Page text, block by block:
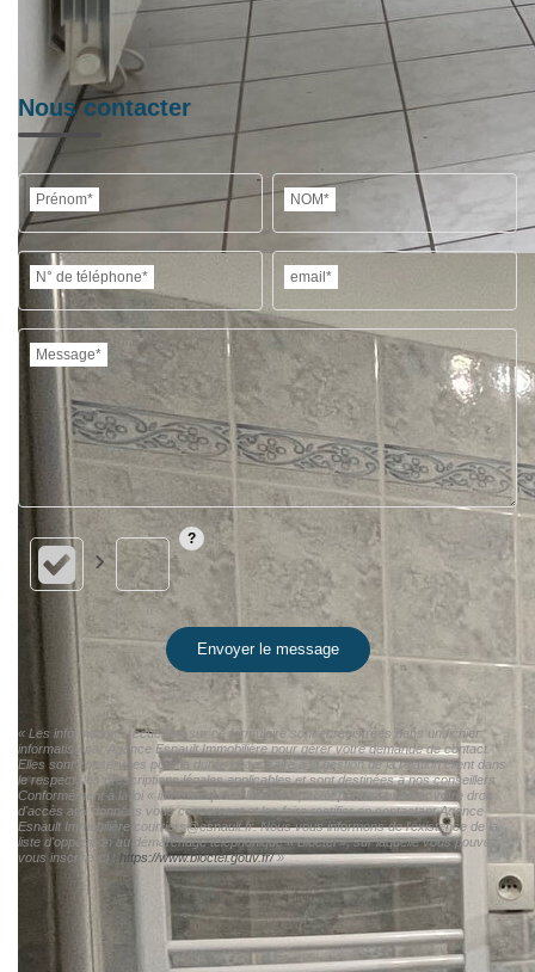
Nous contacter
Prénom* NOM*
N° de téléphone* email*
Message*
Envoyer le message
« Les informations recueillies sur ce formulaire sont enregistrées dans un fichier
informatisé par Agence Esnault Immobilière pour gérer votre demande de contact.
Elles sont conservées pour la durée nécessaire à la gestion de la relation client dans
le respect des prescriptions légales applicables et sont destinées à nos conseillers
Conformément à la loi « informatique et libertés », vous pouvez exercer votre droit
d'accès aux données vous concernant et les faire rectifier en contactant Agence
Esnault Immobilière courriers@esnault.fr. Nous vous informons de l'existence de la
liste d'opposition au démarchage téléphonique « Bloctel », sur laquelle vous pouvez
vous inscrire ici : https://www.bloctel.gouv.fr/»